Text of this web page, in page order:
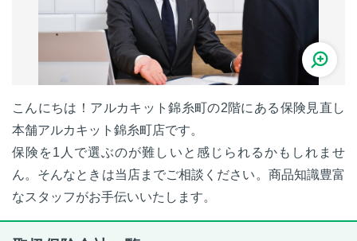
こんにちは！アルカキット錦糸町の2階にある保険見直し
本舗アルカキット錦糸町店です。
保険を1人で選ぶのが難しいと感じられるかもしれませ
ん。そんなときは当店までご相談ください。商品知識豊富
なスタッフがお手伝いいたします。